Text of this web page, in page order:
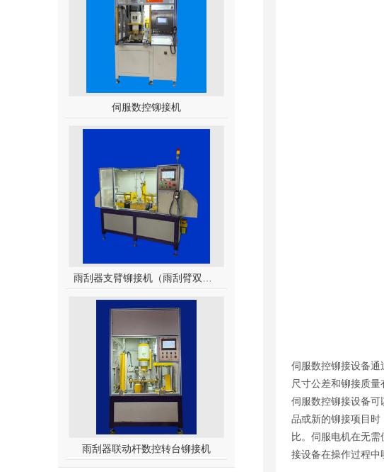
伺服数控铆接机
雨刮器联动杆数控转台铆接机
伺服数控铆接设备
尺寸公差和铆接质量
伺服数控铆接设备
品或新的铆接项目
比。伺服电机在无
接设备在操作过程中